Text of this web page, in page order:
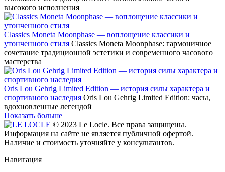
высокого исполнения
Classics Moneta Moonphase — воплощение классики и
утонченного стиля Classics Moneta Moonphase: гармоничное
сочетание традиционной эстетики и современного часового
мастерства
Oris Lou Gehrig Limited Edition — история силы характера и
спортивного наследия Oris Lou Gehrig Limited Edition: часы,
вдохновленные легендой
Показать больше
© 2023 Le Locle. Все права защищены.
Информация на сайте не является публичной офертой.
Наличие и стоимость уточняйте у консультантов.
Навигация